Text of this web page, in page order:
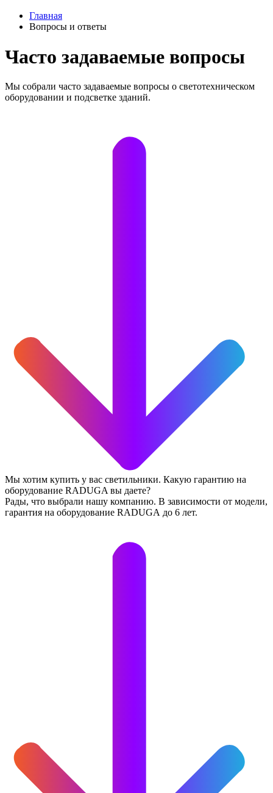
Главная
Вопросы и ответы
Часто задаваемые вопросы
Мы собрали часто задаваемые вопросы о светотехническом
оборудовании и подсветке зданий.
Мы хотим купить у вас светильники. Какую гарантию на
оборудование RADUGA вы даете?
Рады, что выбрали нашу компанию. В зависимости от модели,
гарантия на оборудование RADUGA до 6 лет.